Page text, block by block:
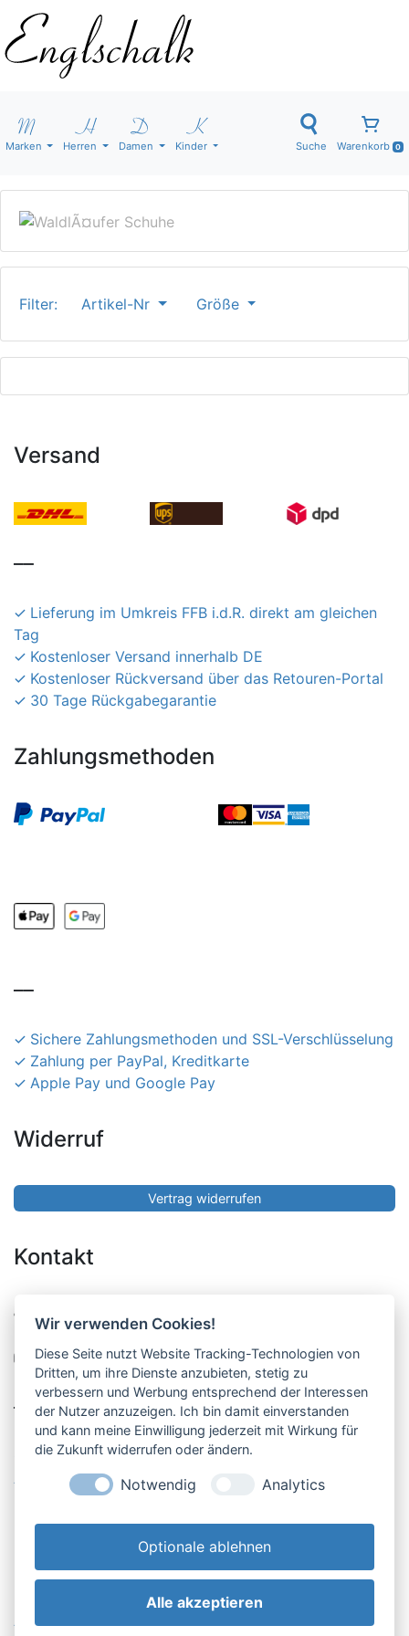
Marken Herren Damen Kinder Suche Warenkorb 0
Filter: Artikel-Nr Größe
Versand
Lieferung im Umkreis FFB i.d.R. direkt am gleichen
Tag
Kostenloser Versand innerhalb DE
Kostenloser Rückversand über das Retouren-Portal
30 Tage Rückgabegarantie
Zahlungsmethoden
Sichere Zahlungsmethoden und SSL-Verschlüsselung
Zahlung per PayPal, Kreditkarte
Apple Pay und Google Pay
Widerruf
Vertrag widerrufen
Kontakt
Pucher Straße 10, Fürstenfeldbruck
08141-12269
shop@englschalk.de
Öffnungszeiten
Anfahrt & Kontakt
Retouren-Portal
AGB & Kundeninfo
Wir verwenden Cookies!
Diese Seite nutzt Website Tracking-Technologien von
Dritten, um ihre Dienste anzubieten, stetig zu
verbessern und Werbung entsprechend der Interessen
der Nutzer anzuzeigen. Ich bin damit einverstanden
und kann meine Einwilligung jederzeit mit Wirkung für
die Zukunft widerrufen oder ändern.
Notwendig Analytics
Optionale ablehnen
Alle akzeptieren